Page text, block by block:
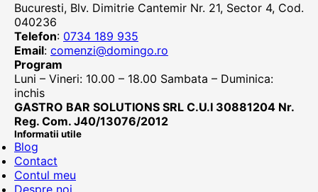
Bucuresti, Blv. Dimitrie Cantemir Nr. 21, Sector 4, Cod.
040236
Telefon: 0734 189 935
Email: comenzi@domingo.ro
Program
Luni – Vineri: 10.00 – 18.00 Sambata – Duminica:
inchis
GASTRO BAR SOLUTIONS SRL C.U.I 30881204 Nr.
Reg. Com. J40/13076/2012
Informatii utile
Blog
Contact
Contul meu
Despre noi